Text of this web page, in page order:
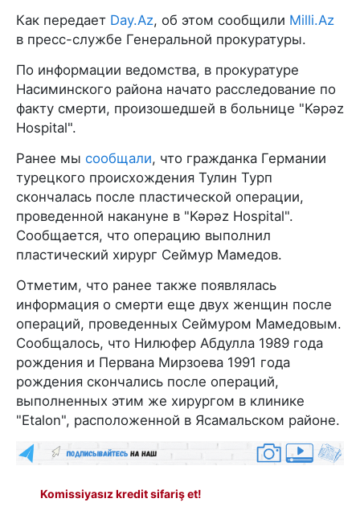
Как передает Day.Az, об этом сообщили Milli.Az
в пресс-службе Генеральной прокуратуры.
По информации ведомства, в прокуратуре
Насиминского района начато расследование по
факту смерти, произошедшей в больнице "Kəpəz
Hospital".
Ранее мы сообщали, что гражданка Германии
турецкого происхождения Тулин Турп
скончалась после пластической операции,
проведенной накануне в "Kəpəz Hospital".
Сообщается, что операцию выполнил
пластический хирург Сеймур Мамедов.
Отметим, что ранее также появлялась
информация о смерти еще двух женщин после
операций, проведенных Сеймуром Мамедовым.
Сообщалось, что Нилюфер Абдулла 1989 года
рождения и Первана Мирзоева 1991 года
рождения скончались после операций,
выполненных этим же хирургом в клинике
"Etalon", расположенной в Ясамальском районе.
Komissiyasız kredit sifariş et!